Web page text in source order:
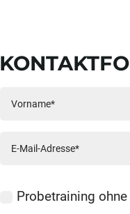
Probetraining ohne